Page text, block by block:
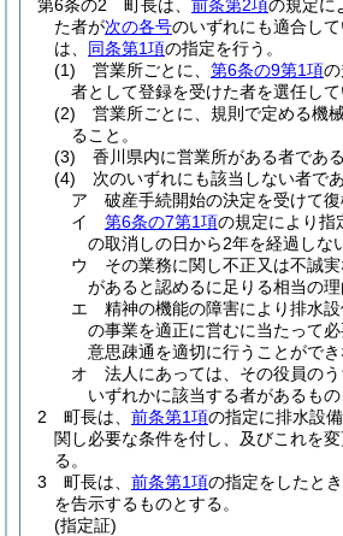
第6条の2
町長は、 前条第2項の規定に
た者が次の各号のいずれにも適合し
は、 同条第1項の指定を行う。
(1)
営業所ごとに、 第6条の9第1項
者として登録を受けた者を選任して
(2)
営業所ごとに、規則で定める機
ること。
(3)
香川県内に営業所がある者である
(4)
次のいずれにも該当しない者であ
ア
破産手続開始の決定を受けて
イ
第6条の7第1項の規定により指
の取消しの日から2年を経過しな
ウ
その業務に関し不正又は不誠
があると認めるに足りる相当の
エ
精神の機能の障害により排水
の事業を適正に営むに当たって
意思疎通を適切に行うことがで
オ
法人にあっては、その役員のう
いずれかに該当する者があるもの
2
町長は、 前条第1項の指定に排水設
関し必要な条件を付し、及びこれを
る。
3
町長は、 前条第1項の指定をしたと
を告示するものとする。
(指定証)